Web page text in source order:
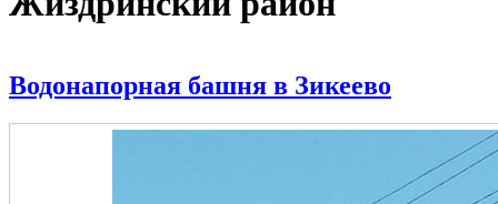
Водонапорная башня в Зикеево